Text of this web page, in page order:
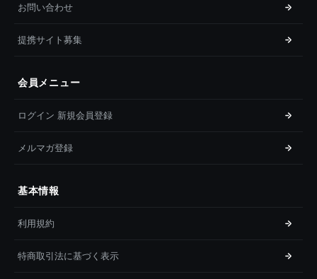
お問い合わせ
提携サイト募集
会員メニュー
ログイン 新規会員登録
メルマガ登録
基本情報
利用規約
特商取引法に基づく表示